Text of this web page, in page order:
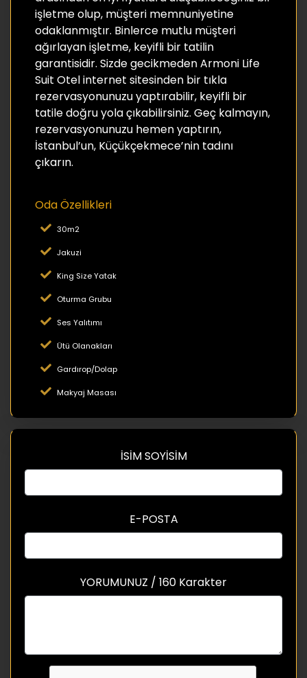
işletme olup, müşteri memnuniyetine
odaklanmıştır. Binlerce mutlu müşteri
ağırlayan işletme, keyifli bir tatilin
garantisidir. Sizde gecikmeden Armoni Life
Suit Otel internet sitesinden bir tıkla
rezervasyonunuzu yaptırabilir, keyifli bir
tatile doğru yola çıkabilirsiniz. Geç kalmayın,
rezervasyonunuzu hemen yaptırın,
İstanbul’un, Küçükçekmece’nin tadını
çıkarın.
Oda Özellikleri
30m2
Jakuzi
King Size Yatak
Oturma Grubu
Ses Yalıtımı
Ütü Olanakları
Gardırop/Dolap
Makyaj Masası
İSİM SOYİSİM
E-POSTA
YORUMUNUZ / 160 Karakter